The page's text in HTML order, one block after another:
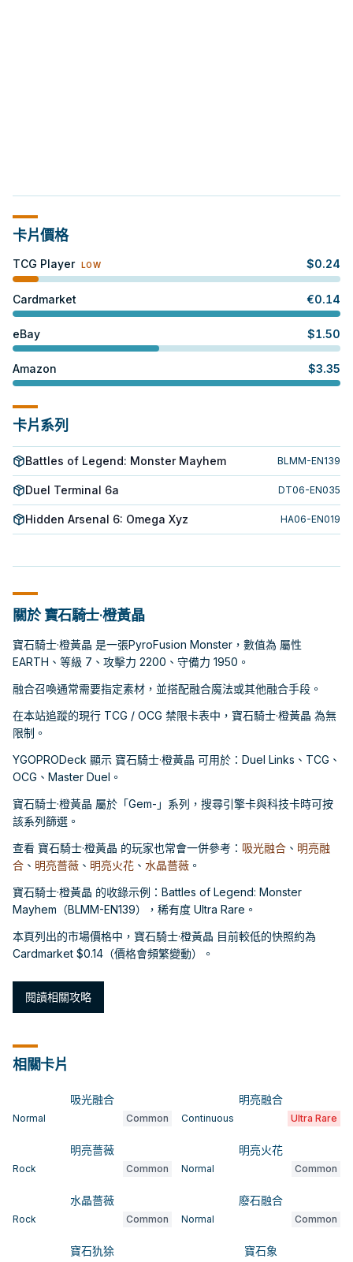
卡片價格
TCG Player LOW $0.24
Cardmarket €0.14
eBay $1.50
Amazon $3.35
卡片系列
Battles of Legend: Monster Mayhem BLMM-EN139
Duel Terminal 6a DT06-EN035
Hidden Arsenal 6: Omega Xyz HA06-EN019
關於 寶石騎士·橙黃晶
寶石騎士·橙黃晶 是一張PyroFusion Monster，數值為 屬性
EARTH、等級 7、攻擊力 2200、守備力 1950。
融合召喚通常需要指定素材，並搭配融合魔法或其他融合手段。
在本站追蹤的現行 TCG / OCG 禁限卡表中，寶石騎士·橙黃晶 為無
限制。
YGOPRODeck 顯示 寶石騎士·橙黃晶 可用於：Duel Links、TCG、
OCG、Master Duel。
寶石騎士·橙黃晶 屬於「Gem-」系列，搜尋引擎卡與科技卡時可按
該系列篩選。
查看 寶石騎士·橙黃晶 的玩家也常會一併參考： 吸光融合 、 明亮融
合 、 明亮薔薇 、 明亮火花 、 水晶薔薇 。
寶石騎士·橙黃晶 的收錄示例：Battles of Legend: Monster
Mayhem（BLMM-EN139），稀有度 Ultra Rare。
本頁列出的市場價格中，寶石騎士·橙黃晶 目前較低的快照約為
Cardmarket $0.14（價格會頻繁變動）。
閱讀相關攻略
相關卡片
吸光融合
Normal Common
明亮融合
Continuous Ultra Rare
明亮薔薇
Rock Common
明亮火花
Normal Common
水晶薔薇
Rock Common
廢石融合
Normal Common
寶石犰狳 寶石象